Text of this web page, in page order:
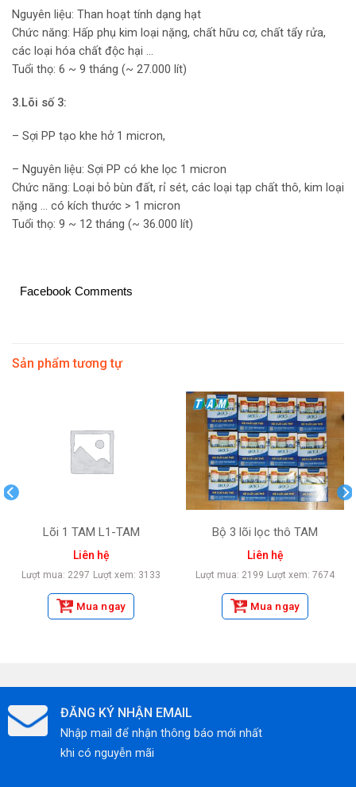
Nguyên liệu: Than hoạt tính dạng hạt
Chức năng: Hấp phụ kim loại nặng, chất hữu cơ, chất tẩy rửa,
các loại hóa chất độc hại …
Tuổi thọ: 6 ~ 9 tháng (~ 27.000 lít)
3.Lõi số 3:
– Sợi PP tạo khe hở 1 micron,
– Nguyên liệu: Sợi PP có khe lọc 1 micron
Chức năng: Loại bỏ bùn đất, rỉ sét, các loại tạp chất thô, kim loại
nặng … có kích thước > 1 micron
Tuổi thọ: 9 ~ 12 tháng (~ 36.000 lít)
Facebook Comments
Sản phẩm tương tự
Lõi 1 TAM L1-TAM
Liên hệ
Lượt mua: 2297 Lượt xem: 3133
Mua ngay
Bộ 3 lõi lọc thô TAM
Liên hệ
Lượt mua: 2199 Lượt xem: 7674
Mua ngay
ĐĂNG KÝ NHẬN EMAIL
Nhập mail để nhận thông báo mới nhất
khi có nguyễn mãi